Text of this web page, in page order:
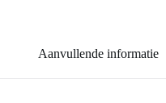
Aanvullende informatie